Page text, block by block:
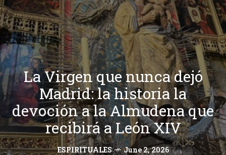
La Virgen que nunca dejó
Madrid: la historia la
devoción a la Almudena que
recibirá a León XIV
ESPIRITUALES June 2, 2026